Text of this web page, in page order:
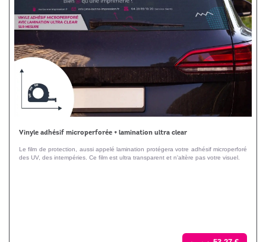
Vinyle adhésif microperforée + lamination ultra clear
Le film de protection, aussi appelé lamination protégera votre adhésif microperforé
des UV, des intempéries. Ce film est ultra transparent et n'altère pas votre visuel.